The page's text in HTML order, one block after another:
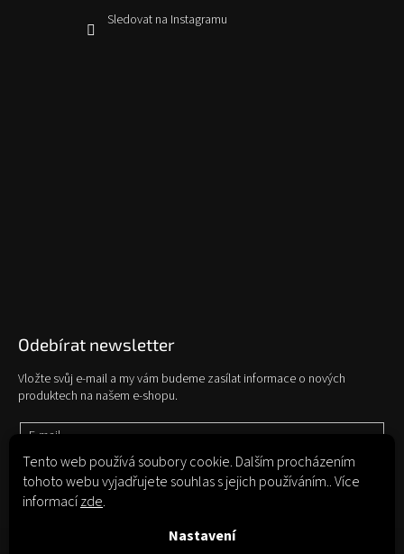
Tento web používá soubory cookie. Dalším procházením
tohoto webu vyjadřujete souhlas s jejich používáním.. Více
informacízde.
Nastavení
Sledovat na Instagramu
Odebírat newsletter
Vložte svůj e-mail a my vám budeme zasílat informace o nových
produktech na našem e-shopu.
E-mail
Vložením e-mailu souhlasíte spodmínkami ochrany osobních údajů